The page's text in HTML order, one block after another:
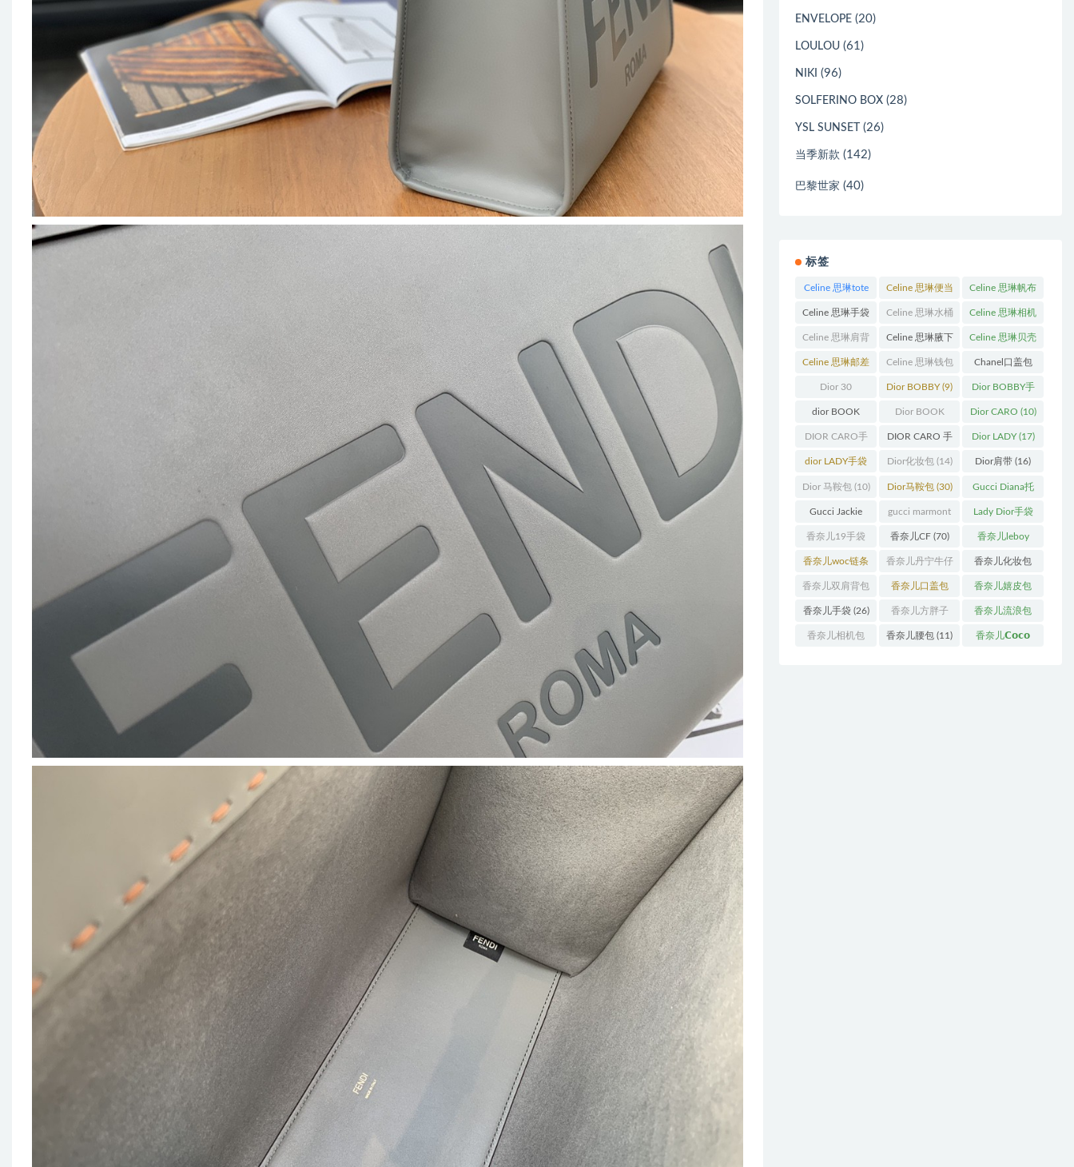
ENVELOPE (20)
LOULOU (61)
NIKI (96)
SOLFERINO BOX (28)
YSL SUNSET (26)
当季新款 (142)
巴黎世家 (40)
标签
Celine 思琳tote
包 (23)
Celine 思琳便当
包 (14)
Celine 思琳帆布
包 (18)
Celine 思琳手袋
(250)
Celine 思琳水桶
包 (55)
Celine 思琳相机
包 (11)
Celine 思琳肩背
包 (12)
Celine 思琳腋下
包 (10)
Celine 思琳贝壳
包(12)
Celine 思琳邮差
包(13)
Celine 思琳钱包
(10)
Chanel口盖包
(13)
Dior 30
Montaigne 蒙田
(31)
Dior BOBBY(9) Dior BOBBY手
袋(26)
dior BOOK
TOTE(12)
Dior BOOK
TOTE手袋(163)
Dior CARO (10)
DIOR CARO手
袋(11)
DIOR CARO 手
袋(31)
Dior LADY(17)
dior LADY手袋
(70)
Dior化妆包(14) Dior肩带 (16)
Dior 马鞍包(10) Dior马鞍包(30) Gucci Diana托
特包(11)
Gucci Jackie
(11)
gucci marmont
系列(19)
Lady Dior手袋
(51)
香奈儿19手袋
(27)
香奈儿CF(70) 香奈儿leboy
(13)
香奈儿woc链条
包 (11)
香奈儿丹宁牛仔
(12)
香奈儿化妆包
(13)
香奈儿双肩背包
(13)
香奈儿口盖包
(55)
香奈儿嬉皮包
(10)
香奈儿手袋(26) 香奈儿方胖子
(11)
香奈儿流浪包
(10)
香奈儿相机包 香奈儿腰包 (11) 香奈儿𝗖𝗼𝗰𝗼